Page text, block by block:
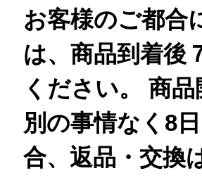
お客様のご都合
は、商品到着後
ください。 商
別の事情なく8
合、返品・交換